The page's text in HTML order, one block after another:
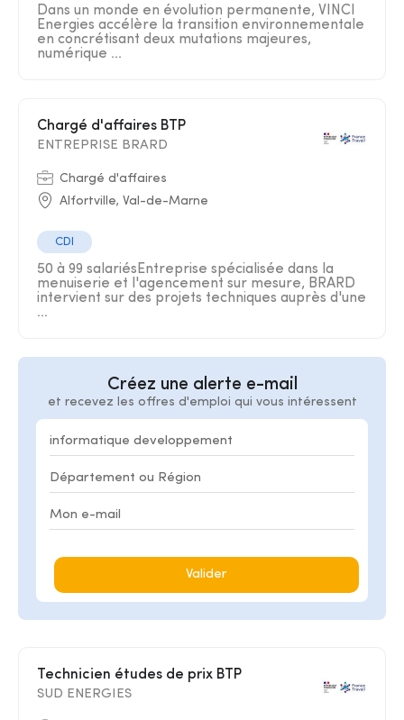
Dans un monde en évolution permanente, VINCI
Energies accélère la transition environnementale
en concrétisant deux mutations majeures,
numérique ...
Chargé d'affaires BTP
ENTREPRISE BRARD
Chargé d'affaires
Alfortville, Val-de-Marne
CDI
50 à 99 salariésEntreprise spécialisée dans la
menuiserie et l'agencement sur mesure, BRARD
intervient sur des projets techniques auprès d'une
...
Créez une alerte e-mail
et recevez les offres d'emploi qui vous intéressent
Valider
Technicien études de prix BTP
SUD ENERGIES